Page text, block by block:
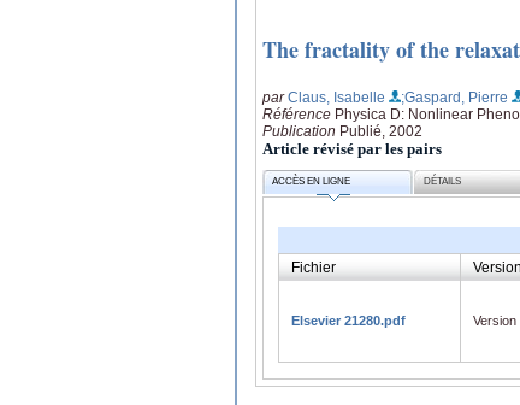
The fractality of the
parClaus, Isabelle
;Gaspard, Pierre
Référence Physica D: Nonlinear
Publication Publié, 2002
Article révisé par les pairs
ACCÈS EN LIGNE DÉTAILS
Fichier Version
Elsevier 21280.pdf
Version